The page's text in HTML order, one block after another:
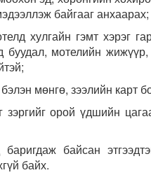
байгааг анхаарах;
хулгайн гэмт хэрэг
буудал, мотелийн
мөнгө, зээлийн карт
орой үдшийн
байсан
байх.